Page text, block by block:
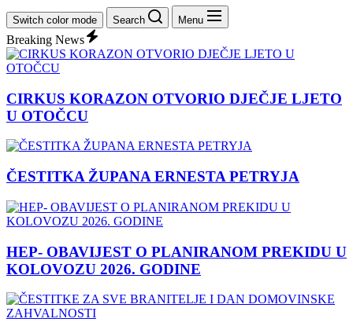
Switch color mode Search Menu
Breaking News
CIRKUS KORAZON OTVORIO DJEČJE LJETO
U OTOČCU
ČESTITKA ŽUPANA ERNESTA PETRYJA
HEP- OBAVIJEST O PLANIRANOM PREKIDU U
KOLOVOZU 2026. GODINE